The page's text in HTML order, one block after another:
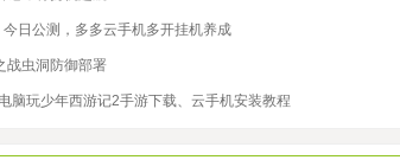
日公测，多多云手机多开挂机养成
战虫洞防御部署
脑玩少年西游记2手游下载、云手机安装教程